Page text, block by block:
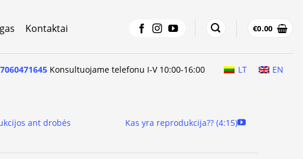
Kontaktai €0.00
Konsultuojame telefonu I-V 10:00-16:00 LT EN
ant drobės Kas yra reprodukcija?? (4:15)